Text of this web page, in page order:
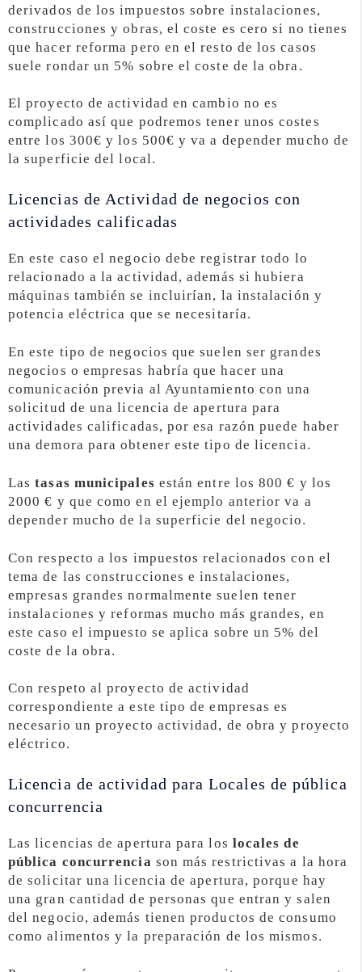
derivados de los impuestos sobre instalaciones,
construcciones y obras, el coste es cero si no tienes
que hacer reforma pero en el resto de los casos
suele rondar un 5% sobre el coste de la obra.
El proyecto de actividad en cambio no es
complicado así que podremos tener unos costes
entre los 300€ y los 500€ y va a depender mucho de
la superficie del local.
Licencias de Actividad de negocios con
actividades calificadas
En este caso el negocio debe registrar todo lo
relacionado a la actividad, además si hubiera
máquinas también se incluirían, la instalación y
potencia eléctrica que se necesitaría.
En este tipo de negocios que suelen ser grandes
negocios o empresas habría que hacer una
comunicación previa al Ayuntamiento con una
solicitud de una licencia de apertura para
actividades calificadas, por esa razón puede haber
una demora para obtener este tipo de licencia.
Lastasas municipales están entre los 800 € y los
2000 € y que como en el ejemplo anterior va a
depender mucho de la superficie del negocio.
Con respecto a los impuestos relacionados con el
tema de las construcciones e instalaciones,
empresas grandes normalmente suelen tener
instalaciones y reformas mucho más grandes, en
este caso el impuesto se aplica sobre un 5% del
coste de la obra.
Con respeto al proyecto de actividad
correspondiente a este tipo de empresas es
necesario un proyecto actividad, de obra y proyecto
eléctrico.
Licencia de actividad para Locales de pública
concurrencia
Las licencias de apertura para los locales de
pública concurrencia son más restrictivas a la hora
de solicitar una licencia de apertura, porque hay
una gran cantidad de personas que entran y salen
del negocio, además tienen productos de consumo
como alimentos y la preparación de los mismos.